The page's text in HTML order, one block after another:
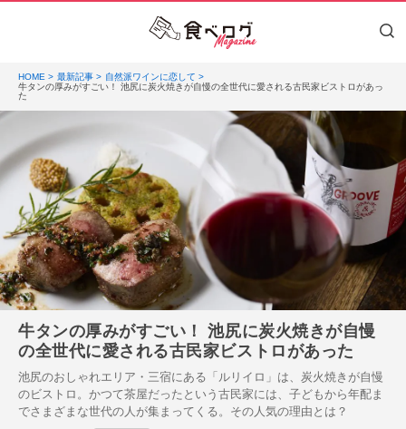
HOME 最新記事
自然派ワインに恋して
牛タンの厚みがすごい！ 池尻に炭火焼きが自慢の全世代に愛される古民家ビストロがあっ
た
牛タンの厚みがすごい！ 池尻に炭火焼きが自慢
の全世代に愛される古民家ビストロがあった
池尻のおしゃれエリア・三宿にある「ルリイロ」は、炭火焼きが自慢
のビストロ。かつて茶屋だったという古民家には、子どもから年配ま
でさまざまな世代の人が集まってくる。その人気の理由とは？